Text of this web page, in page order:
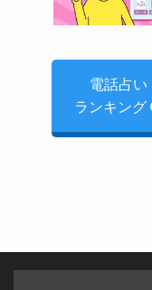
電話占い
ランキング